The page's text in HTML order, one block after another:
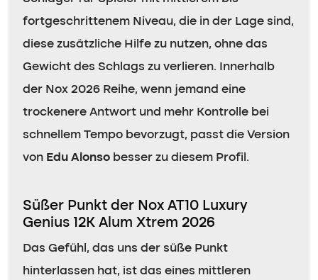
fortgeschrittenem Niveau, die in der Lage sind,
diese zusätzliche Hilfe zu nutzen, ohne das
Gewicht des Schlags zu verlieren. Innerhalb
der Nox 2026 Reihe, wenn jemand eine
trockenere Antwort und mehr Kontrolle bei
schnellem Tempo bevorzugt, passt die Version
von Edu Alonso besser zu diesem Profil.
Süßer Punkt der Nox AT10 Luxury
Genius 12K Alum Xtrem 2026
Das Gefühl, das uns der süße Punkt
hinterlassen hat, ist das eines mittleren